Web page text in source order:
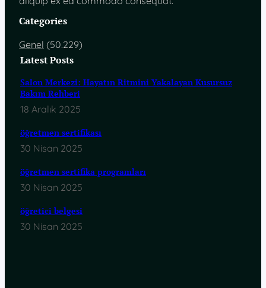
Categories
Genel (50.229)
Latest Posts
Salon Merkezi: Hayatın Ritmini Yakalayan Kusursuz
Bakım Rehberi
18 Aralık 2025
öğretmen sertifikası
30 Nisan 2025
öğretmen sertifika programları
30 Nisan 2025
öğretici belgesi
30 Nisan 2025